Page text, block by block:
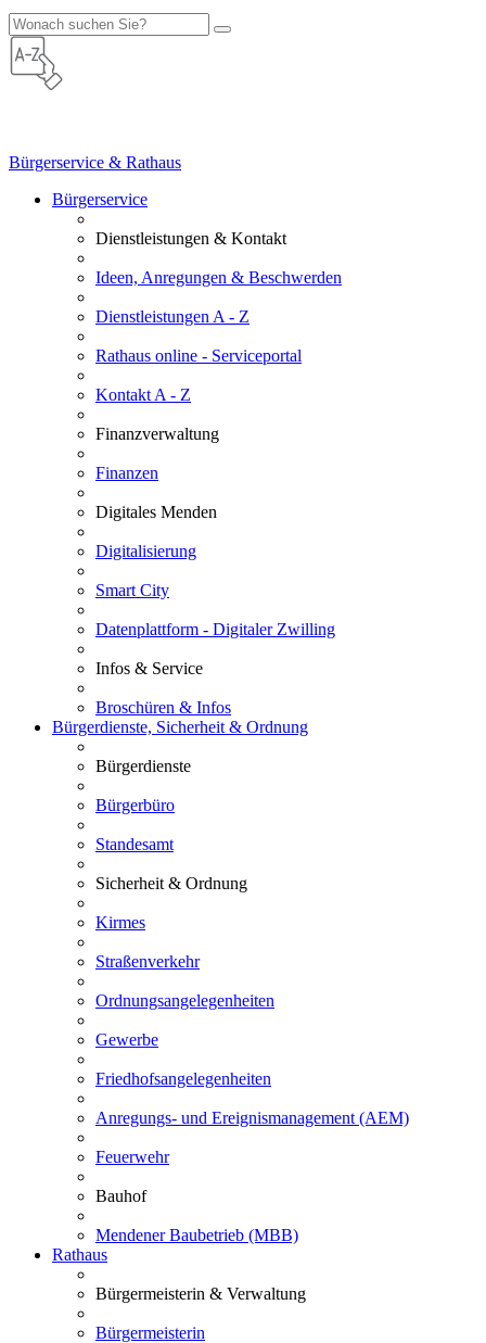
Bürgerservice & Rathaus
Bürgerservice
Dienstleistungen & Kontakt
Ideen, Anregungen & Beschwerden
Dienstleistungen A - Z
Rathaus online - Serviceportal
Kontakt A - Z
Finanzverwaltung
Finanzen
Digitales Menden
Digitalisierung
Smart City
Datenplattform - Digitaler Zwilling
Infos & Service
Broschüren & Infos
Bürgerdienste, Sicherheit & Ordnung
Bürgerdienste
Bürgerbüro
Standesamt
Sicherheit & Ordnung
Kirmes
Straßenverkehr
Ordnungsangelegenheiten
Gewerbe
Friedhofsangelegenheiten
Anregungs- und Ereignismanagement (AEM)
Feuerwehr
Bauhof
Mendener Baubetrieb (MBB)
Rathaus
Bürgermeisterin & Verwaltung
Bürgermeisterin